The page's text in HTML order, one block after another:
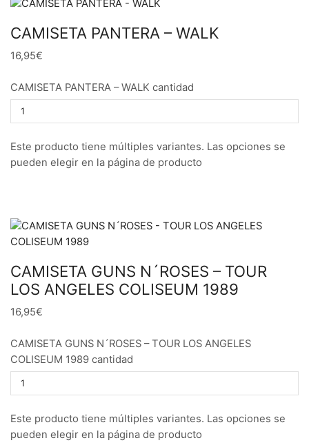
CAMISETA PANTERA – WALK
16,95€
CAMISETA PANTERA – WALK cantidad
Este producto tiene múltiples variantes. Las opciones se
pueden elegir en la página de producto
CAMISETA GUNS N´ROSES – TOUR
LOS ANGELES COLISEUM 1989
16,95€
CAMISETA GUNS N´ROSES – TOUR LOS ANGELES
COLISEUM 1989 cantidad
Este producto tiene múltiples variantes. Las opciones se
pueden elegir en la página de producto